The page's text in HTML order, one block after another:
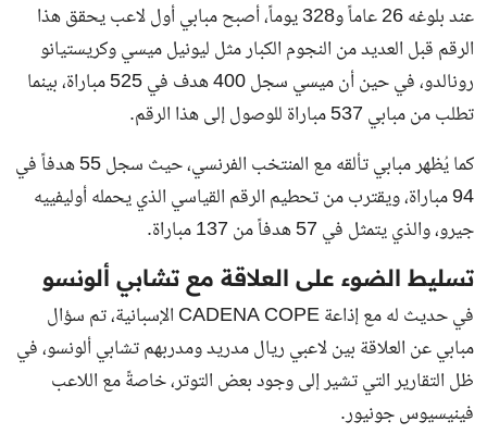
عند بلوغه 26 عاماً و328 يوماً، أصبح مبابي أول لاعب يحقق هذا
الرقم قبل العديد من النجوم الكبار مثل ليونيل ميسي وكريستيانو
رونالدو، في حين أن ميسي سجل 400 هدف في 525 مباراة، بينما
تطلب من مبابي 537 مباراة للوصول إلى هذا الرقم.
كما يُظهر مبابي تألقه مع المنتخب الفرنسي، حيث سجل 55 هدفاً في
94 مباراة، ويقترب من تحطيم الرقم القياسي الذي يحمله أوليفييه
جيرو، والذي يتمثل في 57 هدفاً من 137 مباراة.
تسليط الضوء على العلاقة مع تشابي ألونسو
في حديث له مع إذاعة CADENA COPE الإسبانية، تم سؤال
مبابي عن العلاقة بين لاعبي ريال مدريد ومدربهم تشابي ألونسو، في
ظل التقارير التي تشير إلى وجود بعض التوتر، خاصةً مع اللاعب
فينيسيوس جونيور.